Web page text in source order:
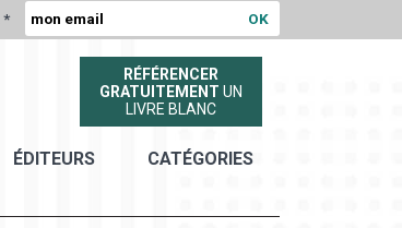
*
RÉFÉRENCER
GRATUITEMENT UN
LIVRE BLANC
ÉDITEURS CATÉGORIES